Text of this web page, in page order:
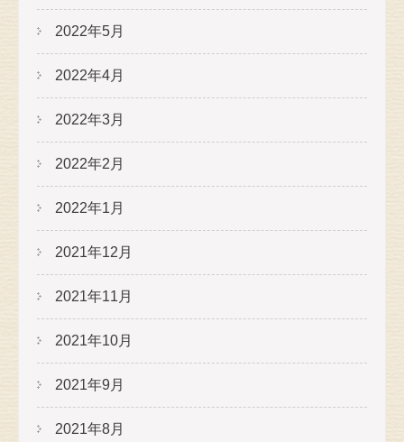
2022年5月
2022年4月
2022年3月
2022年2月
2022年1月
2021年12月
2021年11月
2021年10月
2021年9月
2021年8月